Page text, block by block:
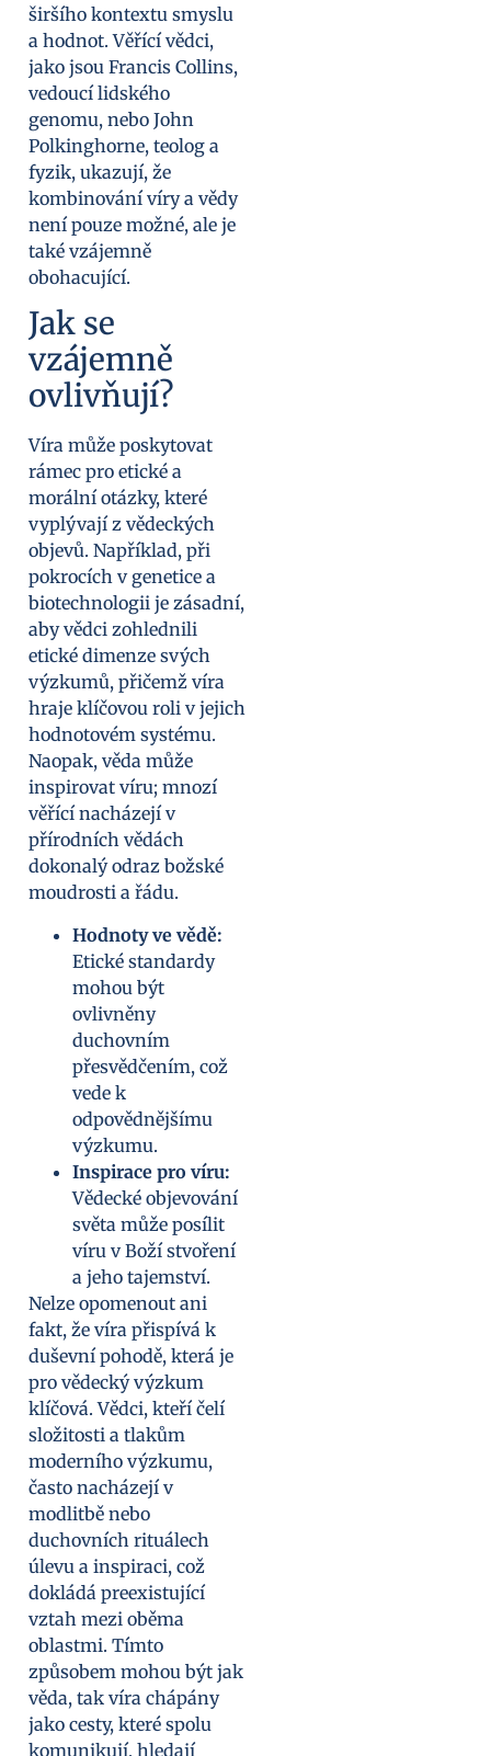
širšího kontextu smyslu
a hodnot. Věřící vědci,
jako jsou Francis Collins,
vedoucí lidského
genomu, nebo John
Polkinghorne, teolog a
fyzik, ukazují, že
kombinování víry a vědy
není pouze možné, ale je
také vzájemně
obohacující.
Jak se
vzájemně
ovlivňují?
Víra může poskytovat
rámec pro etické a
morální otázky, které
vyplývají z vědeckých
objevů. Například, při
pokrocích v genetice a
biotechnologii je zásadní,
aby vědci zohlednili
etické dimenze svých
výzkumů, přičemž víra
hraje klíčovou roli v jejich
hodnotovém systému.
Naopak, věda může
inspirovat víru; mnozí
věřící nacházejí v
přírodních vědách
dokonalý odraz božské
moudrosti a řádu.
Hodnoty ve vědě:
Etické standardy
mohou být
ovlivněny
duchovním
přesvědčením, což
vede k
odpovědnějšímu
výzkumu.
Inspirace pro víru:
Vědecké objevování
světa může posílit
víru v Boží stvoření
a jeho tajemství.
Nelze opomenout ani
fakt, že víra přispívá k
duševní pohodě, která je
pro vědecký výzkum
klíčová. Vědci, kteří čelí
složitosti a tlakům
moderního výzkumu,
často nacházejí v
modlitbě nebo
duchovních rituálech
úlevu a inspiraci, což
dokládá preexistující
vztah mezi oběma
oblastmi. Tímto
způsobem mohou být jak
věda, tak víra chápány
jako cesty, které spolu
komunikují, hledají